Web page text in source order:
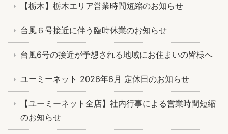
【栃木】栃木エリア営業時間短縮のお知らせ
台風６号接近に伴う臨時休業のお知らせ
台風6号の接近が予想される地域にお住まいの皆様へ
ユーミーネット 2026年6月 定休日のお知らせ
【ユーミーネット全店】社内行事による営業時間短縮
のお知らせ